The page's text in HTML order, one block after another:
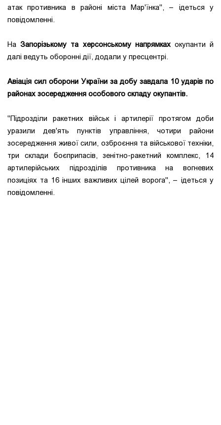
атак противника в районі міста Мар'їнка", – ідеться у
повідомленні.
НаЗапорізькому та херсонському напрямкахокупанти й
далі ведуть оборонні дії, додали у пресцентрі.
Авіація сил оборони України за добу завдала 10 ударів по
районах зосередження особового складу окупантів.
"Підрозділи ракетних військ і артилерії протягом доби
уразили дев'ять пунктів управління, чотири райони
зосередження живої сили, озброєння та військової техніки,
три склади боєприпасів, зенітно-ракетний комплекс, 14
артилерійських підрозділів противника на вогневих
позиціях та 16 інших важливих цілей ворога", – ідеться у
повідомленні.